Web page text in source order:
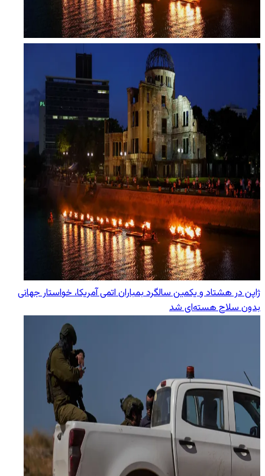
ژاپن در هشتاد و یکمین سالگرد بمباران اتمی آمریکا، خواستار جهانی
بدون سلاح هسته‌ای شد